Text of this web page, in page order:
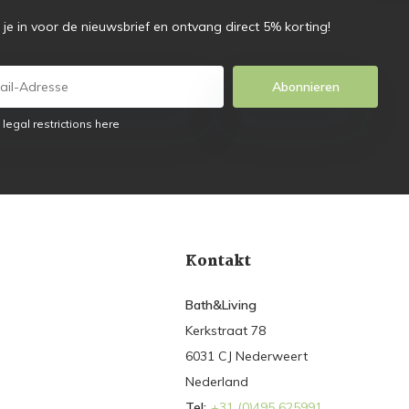
je in voor de nieuwsbrief en ontvang direct 5% korting!
Abonnieren
legal restrictions here
Kontakt
Bath&Living
Kerkstraat 78
6031 CJ Nederweert
Nederland